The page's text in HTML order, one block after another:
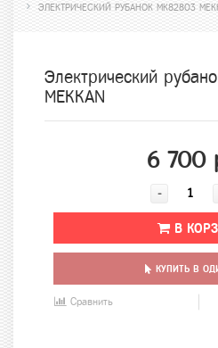
ЭЛЕКТРИЧЕСКИЙ РУБАНОК МК82803
Электрический
МЕККАN
6 700
-
В
КУПИТЬ В
Сравнить